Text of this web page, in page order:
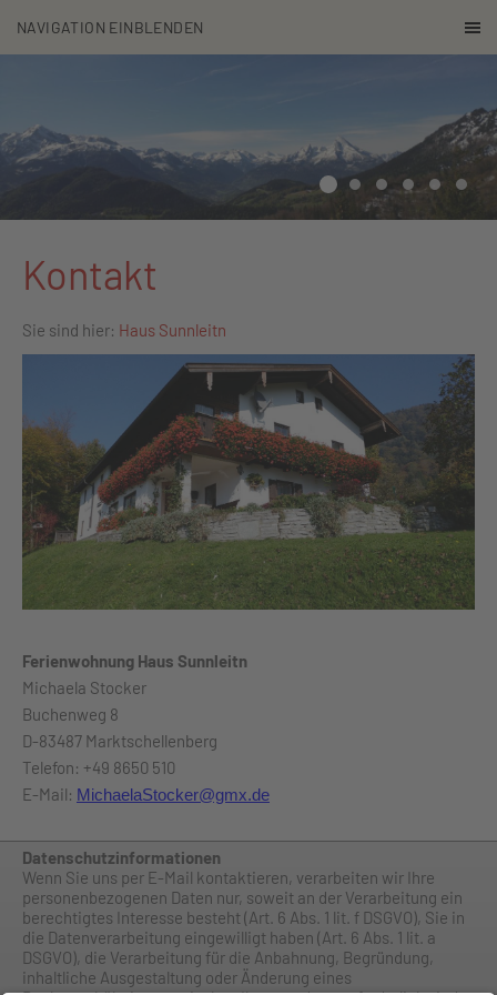
NAVIGATION EINBLENDEN
Kontakt
Sie sind hier: Haus Sunnleitn
Ferienwohnung Haus Sunnleitn
Michaela Stocker
Buchenweg 8
D-83487 Marktschellenberg
Telefon: +49 8650 510
E-Mail: MichaelaStocker@gmx.de
Datenschutzinformationen
Wenn Sie uns per E-Mail kontaktieren, verarbeiten wir Ihre
personenbezogenen Daten nur, soweit an der Verarbeitung ein
berechtigtes Interesse besteht (Art. 6 Abs. 1 lit. f DSGVO), Sie in
die Datenverarbeitung eingewilligt haben (Art. 6 Abs. 1 lit. a
DSGVO), die Verarbeitung für die Anbahnung, Begründung,
inhaltliche Ausgestaltung oder Änderung eines